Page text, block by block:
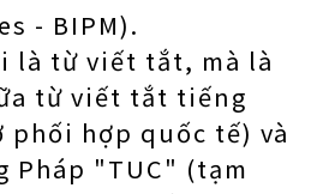
- BIPM).
là từ viết tắt, mà là
từ viết tắt tiếng
phối hợp quốc tế) và
"TUC" (tạm